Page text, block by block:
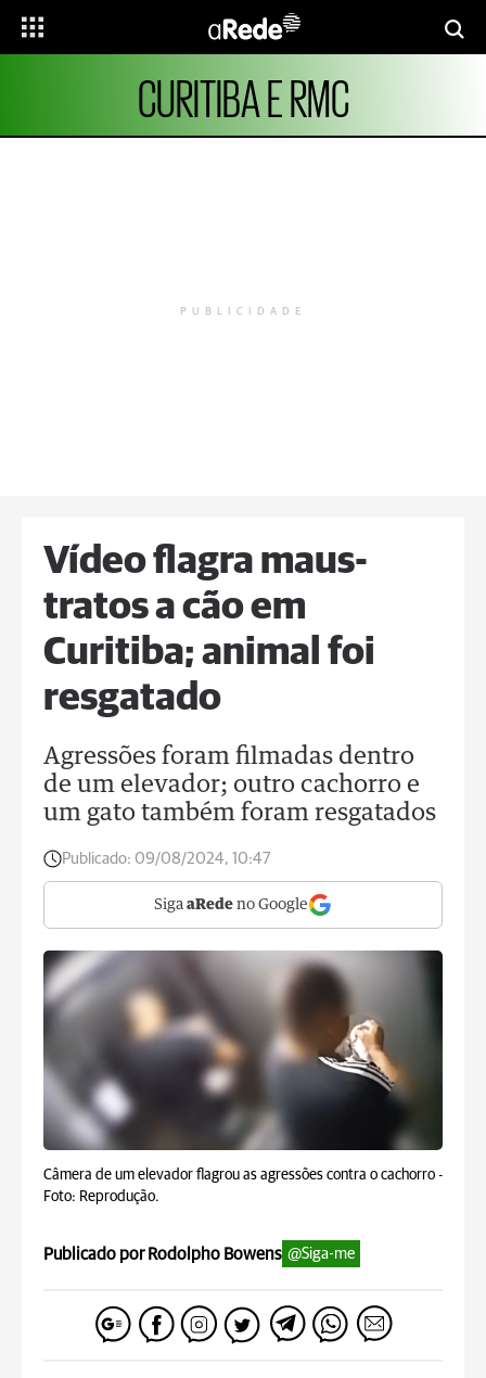
CURITIBA E RMC
PUBLICIDADE
Vídeo flagra maus-
tratos a cão em
Curitiba; animal foi
resgatado
Agressões foram filmadas dentro
de um elevador; outro cachorro e
um gato também foram resgatados
Publicado: 09/08/2024, 10:47
Siga aRede no Google
Câmera de um elevador flagrou as agressões contra o cachorro -
Foto: Reprodução.
Publicado por Rodolpho Bowens @Siga-me